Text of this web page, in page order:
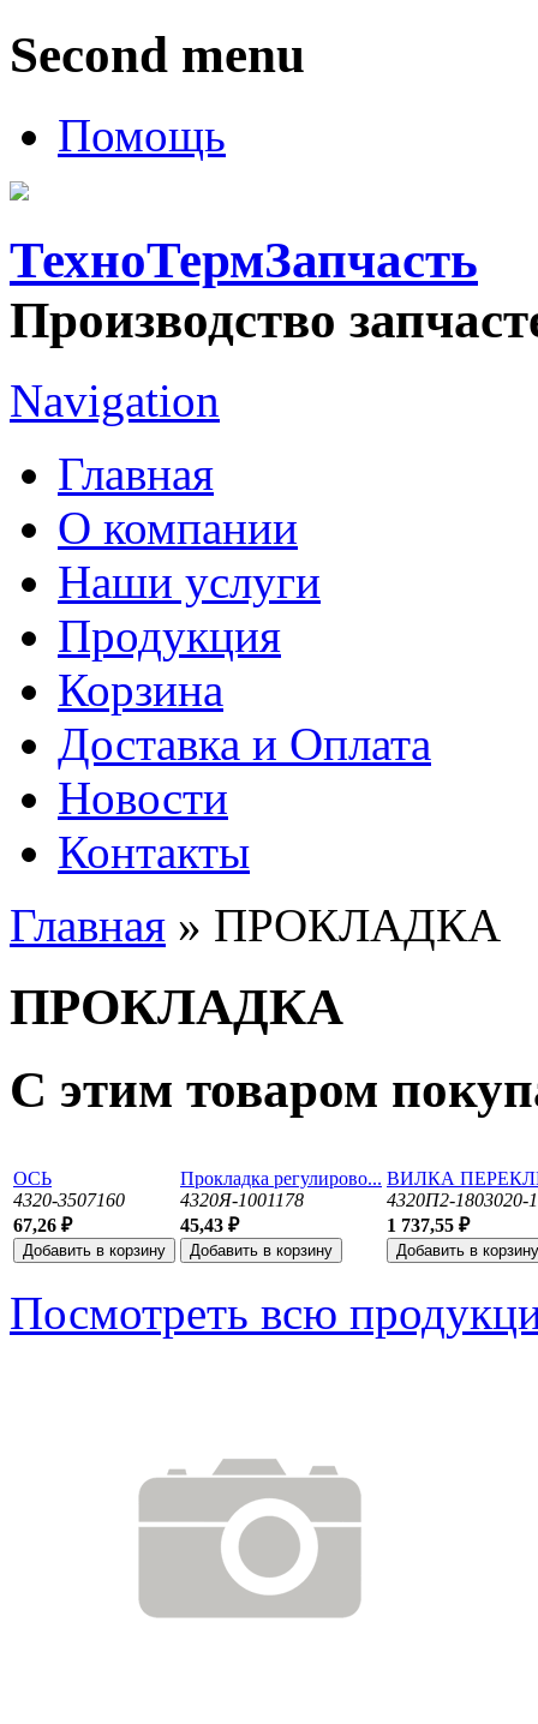
Second menu
Помощь
ТехноТермЗапчасть
Производство
Navigation
Главная
О компании
Наши услуги
Продукция
Корзина
Доставка и Оплата
Новости
Контакты
Вы здесь
Главная » ПРОКЛАДКА
ПРОКЛАДКА
С этим товаром
ОСЬ
4320-3507160
67,26 ₽
Прокладка регулирово...
4320Я-1001178
45,43 ₽
ВИЛКА
4320П2-1803020-
1 737,55 ₽
Посмотреть всю